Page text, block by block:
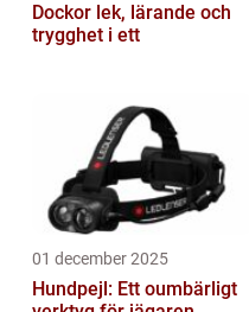
Dockor lek, lärande och
trygghet i ett
01 december 2025
Hundpejl: Ett oumbärligt